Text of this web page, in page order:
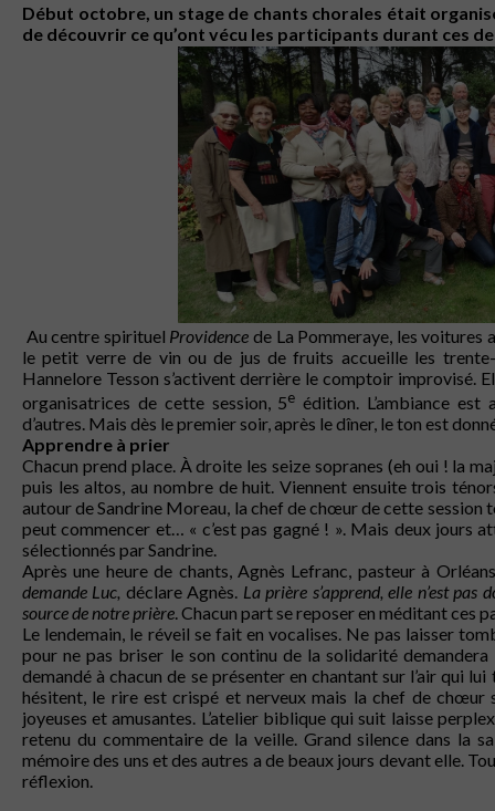
Début octobre, un stage de chants chorales était
de découvrir ce qu’ont vécu les participants durant ces
Au centre spirituel Providence de La Pommeraye, les voitures
le petit verre de vin ou de jus de fruits accueille les
Hannelore Tesson s’activent derrière le comptoir improvisé.
organisatrices de cette session, 5e édition. L’ambiance
d’autres. Mais dès le premier soir, après le dîner, le ton est
Apprendre à prier
Chacun prend place. À droite les seize sopranes (eh oui ! la
puis les altos, au nombre de huit. Viennent ensuite trois
autour de Sandrine Moreau, la chef de chœur de cette session
peut commencer et… « c’est pas gagné ! ». Mais deux jours
sélectionnés par Sandrine.
Après une heure de chants, Agnès Lefranc, pasteur à
demande Luc, déclare Agnès. La prière s’apprend, elle n’est pas
source de notre prière. Chacun part se reposer en méditant ces
Le lendemain, le réveil se fait en vocalises. Ne pas laisser
pour ne pas briser le son continu de la solidarité
demandé à chacun de se présenter en chantant sur l’air qui
hésitent, le rire est crispé et nerveux mais la chef de chœur
joyeuses et amusantes. L’atelier biblique qui suit laisse
retenu du commentaire de la veille. Grand silence dans la
mémoire des uns et des autres a de beaux jours devant elle.
réflexion.